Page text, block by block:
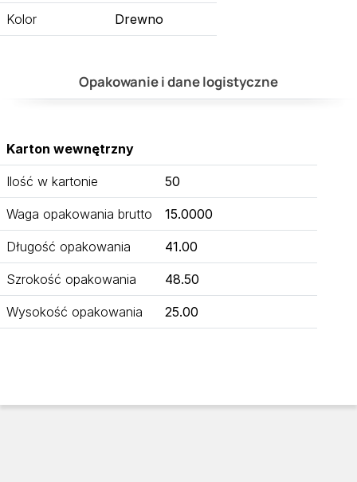
Kolor Drewno
Opakowanie i dane logistyczne
Karton wewnętrzny
Ilość w kartonie 50
Waga opakowania brutto 15.0000
Długość opakowania 41.00
Szrokość opakowania 48.50
Wysokość opakowania 25.00